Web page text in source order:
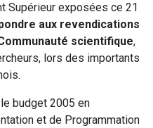
Supérieur exposées ce 21
aux revendications
scientifique,
lors des importants
budget 2005 en
et de Programmation